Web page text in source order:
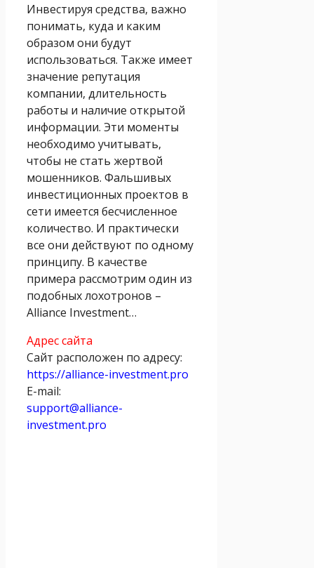
Инвестируя средства, важно
понимать, куда и каким
образом они будут
использоваться. Также имеет
значение репутация
компании, длительность
работы и наличие открытой
информации. Эти моменты
необходимо учитывать,
чтобы не стать жертвой
мошенников. Фальшивых
инвестиционных проектов в
сети имеется бесчисленное
количество. И практически
все они действуют по одному
принципу. В качестве
примера рассмотрим один из
подобных лохотронов –
Alliance Investment…
Адрес сайта
Сайт расположен по адресу:
https://alliance-investment.pro
E-mail:
support@alliance-
investment.pro